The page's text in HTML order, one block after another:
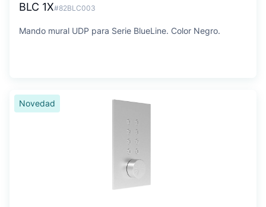
BLC 1X#82BLC003
Mando mural UDP para Serie BlueLine. Color Negro.
Novedad